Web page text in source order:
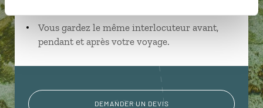
Vous gardez le même interlocuteur avant,
pendant et après votre voyage.
DEMANDER UN DEVIS